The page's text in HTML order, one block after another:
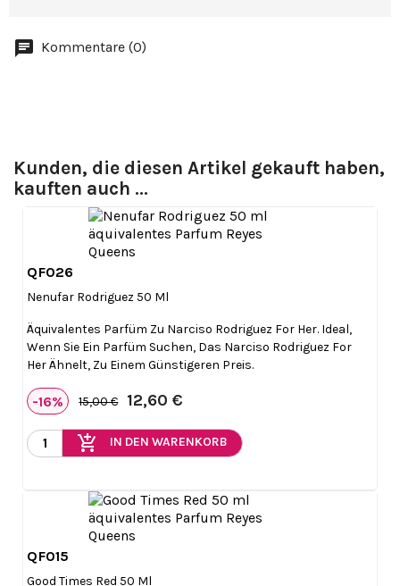
Kommentare (0)
Kunden, die diesen Artikel gekauft haben,
kauften auch ...
QF026
Nenufar Rodriguez 50 Ml
Äquivalentes Parfüm Zu Narciso Rodriguez For Her. Ideal,
Wenn Sie Ein Parfüm Suchen, Das Narciso Rodriguez For
Her Ähnelt, Zu Einem Günstigeren Preis.
-16% 15,00 € 12,60 €
add_shopping_cart IN DEN WARENKORB
QF015
Good Times Red 50 Ml